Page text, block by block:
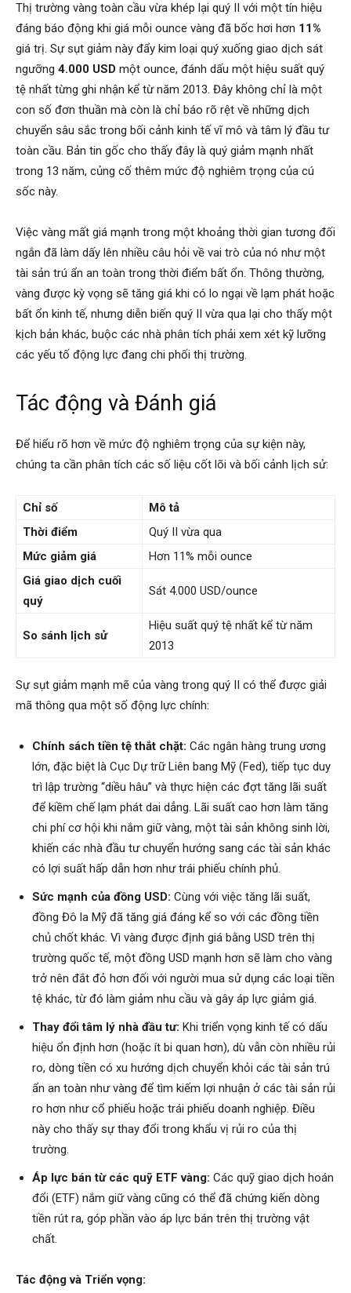
Thị trường vàng toàn cầu vừa khép lại quý II với một tín hiệu
đáng báo động khi giá mỗi ounce vàng đã bốc hơi hơn 11%
giá trị. Sự sụt giảm này đẩy kim loại quý xuống giao dịch sát
ngưỡng 4.000 USD một ounce, đánh dấu một hiệu suất quý
tệ nhất từng ghi nhận kể từ năm 2013. Đây không chỉ là một
con số đơn thuần mà còn là chỉ báo rõ rệt về những dịch
chuyển sâu sắc trong bối cảnh kinh tế vĩ mô và tâm lý đầu tư
toàn cầu. Bản tin gốc cho thấy đây là quý giảm mạnh nhất
trong 13 năm, củng cố thêm mức độ nghiêm trọng của cú
sốc này.
Việc vàng mất giá mạnh trong một khoảng thời gian tương đối
ngắn đã làm dấy lên nhiều câu hỏi về vai trò của nó như một
tài sản trú ẩn an toàn trong thời điểm bất ổn. Thông thường,
vàng được kỳ vọng sẽ tăng giá khi có lo ngại về lạm phát hoặc
bất ổn kinh tế, nhưng diễn biến quý II vừa qua lại cho thấy một
kịch bản khác, buộc các nhà phân tích phải xem xét kỹ lưỡng
các yếu tố động lực đang chi phối thị trường.
Tác động và Đánh giá
Để hiểu rõ hơn về mức độ nghiêm trọng của sự kiện này,
chúng ta cần phân tích các số liệu cốt lõi và bối cảnh lịch sử:
Chỉ số
Mô tả
Thời điểm
Quý II vừa qua
Mức giảm giá
Hơn 11% mỗi ounce
Giá giao dịch cuối
quý
Sát 4.000 USD/ounce
So sánh lịch sử
Hiệu suất quý tệ nhất kể từ năm
2013
Sự sụt giảm mạnh mẽ của vàng trong quý II có thể được giải
mã thông qua một số động lực chính:
Chính sách tiền tệ thắt chặt: Các ngân hàng trung ương
lớn, đặc biệt là Cục Dự trữ Liên bang Mỹ (Fed), tiếp tục duy
trì lập trường “diều hâu” và thực hiện các đợt tăng lãi suất
để kiềm chế lạm phát dai dẳng. Lãi suất cao hơn làm tăng
chi phí cơ hội khi nắm giữ vàng, một tài sản không sinh lời,
khiến các nhà đầu tư chuyển hướng sang các tài sản khác
có lợi suất hấp dẫn hơn như trái phiếu chính phủ.
Sức mạnh của đồng USD: Cùng với việc tăng lãi suất,
đồng Đô la Mỹ đã tăng giá đáng kể so với các đồng tiền
chủ chốt khác. Vì vàng được định giá bằng USD trên thị
trường quốc tế, một đồng USD mạnh hơn sẽ làm cho vàng
trở nên đắt đỏ hơn đối với người mua sử dụng các loại tiền
tệ khác, từ đó làm giảm nhu cầu và gây áp lực giảm giá.
Thay đổi tâm lý nhà đầu tư: Khi triển vọng kinh tế có dấu
hiệu ổn định hơn (hoặc ít bi quan hơn), dù vẫn còn nhiều rủi
ro, dòng tiền có xu hướng dịch chuyển khỏi các tài sản trú
ẩn an toàn như vàng để tìm kiếm lợi nhuận ở các tài sản rủi
ro hơn như cổ phiếu hoặc trái phiếu doanh nghiệp. Điều
này cho thấy sự thay đổi trong khẩu vị rủi ro của thị
trường.
Áp lực bán từ các quỹ ETF vàng: Các quỹ giao dịch hoán
đổi (ETF) nắm giữ vàng cũng có thể đã chứng kiến dòng
tiền rút ra, góp phần vào áp lực bán trên thị trường vật
chất.
Tác động và Triển vọng: